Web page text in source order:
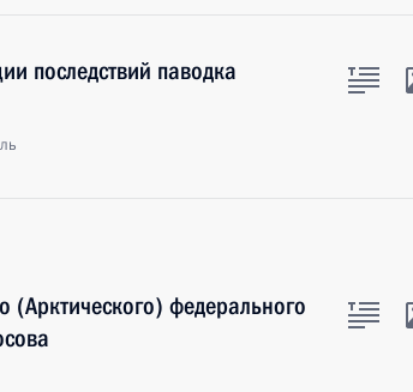
последствий паводка
(Арктического) федерального